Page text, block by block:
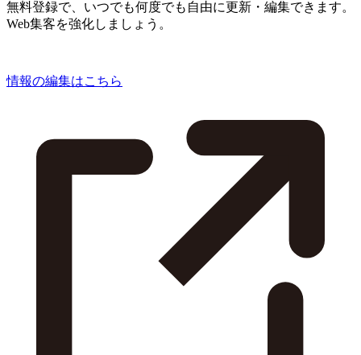
無料登録で、いつでも何度でも自由に更新・編集できます。
Web集客を強化しましょう。
情報の編集はこちら